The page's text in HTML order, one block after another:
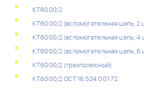
КТ6000/2
КТ6000/2 (вспомогательная цепь, 2
КТ6000/2 (вспомогательная цепь, 4
КТ6000/2 (вспомогательная цепь, 6
КТ6000/2 (трехполюсный)
КТ6000/2 ОСТ16.524.001.72